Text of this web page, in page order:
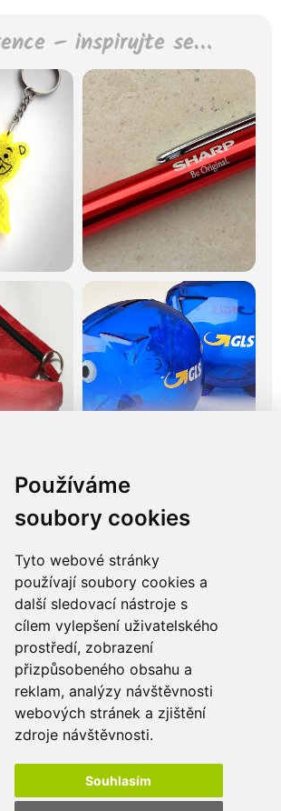
Používáme
soubory cookies
Tyto webové stránky
používají soubory cookies a
další sledovací nástroje s
cílem vylepšení uživatelského
prostředí, zobrazení
přizpůsobeného obsahu a
reklam, analýzy návštěvnosti
webových stránek a zjištění
zdroje návštěvnosti.
Souhlasím
– inspirujte se…
údajú
předmětů